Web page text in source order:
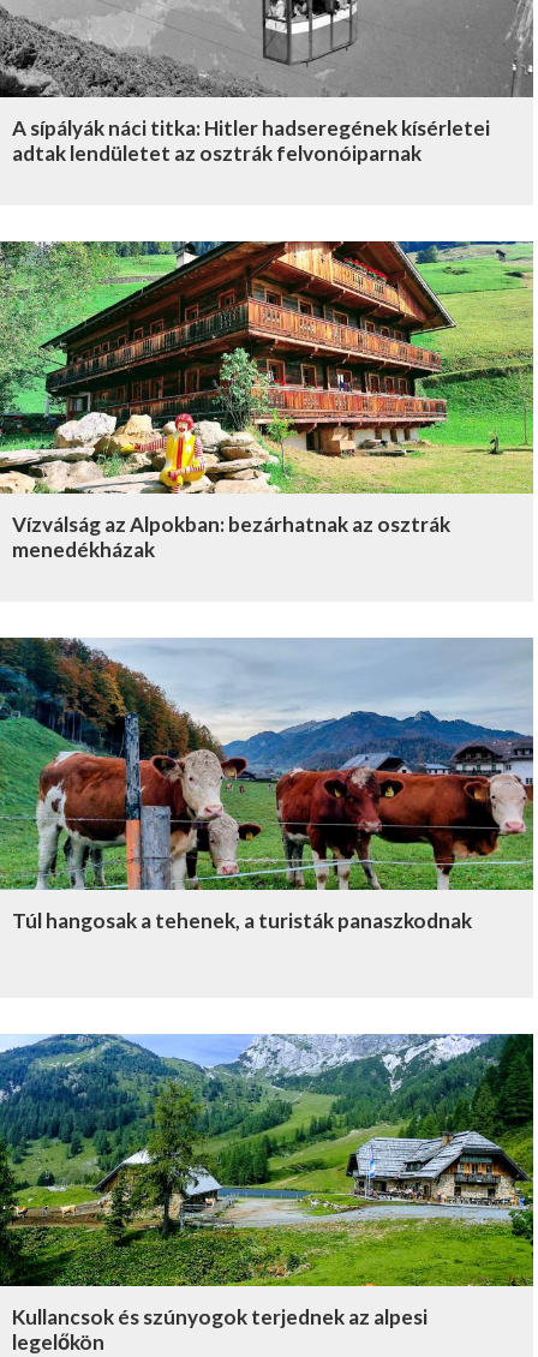
A sípályák náci titka: Hitler hadseregének kísérletei
adtak lendületet az osztrák felvonóiparnak
Vízválság az Alpokban: bezárhatnak az osztrák
menedékházak
Túl hangosak a tehenek, a turisták panaszkodnak
Kullancsok és szúnyogok terjednek az alpesi
legelőkön